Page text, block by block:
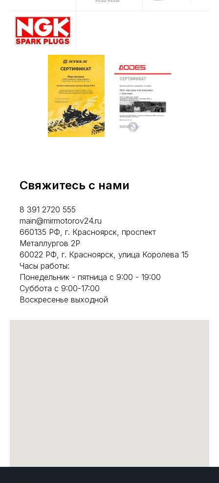
Свяжитесь с нами
8 391 2720 555
main@mirmotorov24.ru
660135 РФ, г. Красноярск, проспект
Металлургов 2Р
60022 РФ, г. Красноярск, улица Королева 15
Часы работы:
Понедельник - пятница с 9:00 - 19:00
Суббота с 9:00-17:00
Воскресенье выходной